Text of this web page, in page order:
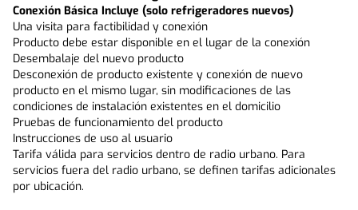
Conexión Básica Incluye (solo refrigeradores nuevos)
Una visita para factibilidad y conexión
Producto debe estar disponible en el lugar de la conexión
Desembalaje del nuevo producto
Desconexión de producto existente y conexión de nuevo
producto en el mismo lugar, sin modificaciones de las
condiciones de instalación existentes en el domicilio
Pruebas de funcionamiento del producto
Instrucciones de uso al usuario
Tarifa válida para servicios dentro de radio urbano. Para
servicios fuera del radio urbano, se definen tarifas adicionales
por ubicación.